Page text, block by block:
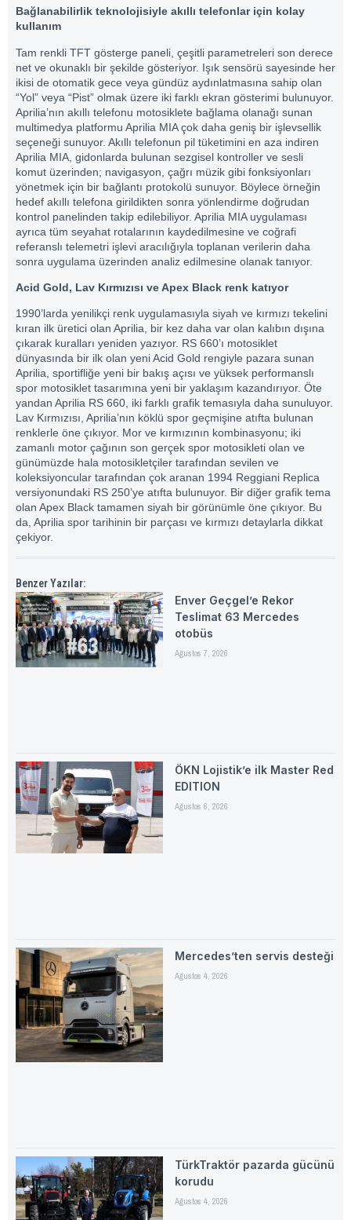
Bağlanabilirlik teknolojisiyle akıllı telefonlar için kolay
kullanım
Tam renkli TFT gösterge paneli, çeşitli parametreleri son derece
net ve okunaklı bir şekilde gösteriyor. Işık sensörü sayesinde her
ikisi de otomatik gece veya gündüz aydınlatmasına sahip olan
“Yol” veya “Pist” olmak üzere iki farklı ekran gösterimi bulunuyor.
Aprilia’nın akıllı telefonu motosiklete bağlama olanağı sunan
multimedya platformu Aprilia MIA çok daha geniş bir işlevsellik
seçeneği sunuyor. Akıllı telefonun pil tüketimini en aza indiren
Aprilia MIA, gidonlarda bulunan sezgisel kontroller ve sesli
komut üzerinden; navigasyon, çağrı müzik gibi fonksiyonları
yönetmek için bir bağlantı protokolü sunuyor. Böylece örneğin
hedef akıllı telefona girildikten sonra yönlendirme doğrudan
kontrol panelinden takip edilebiliyor. Aprilia MIA uygulaması
ayrıca tüm seyahat rotalarının kaydedilmesine ve coğrafi
referanslı telemetri işlevi aracılığıyla toplanan verilerin daha
sonra uygulama üzerinden analiz edilmesine olanak tanıyor.
Acid Gold, Lav Kırmızısı ve Apex Black renk katıyor
1990’larda yenilikçi renk uygulamasıyla siyah ve kırmızı tekelini
kıran ilk üretici olan Aprilia, bir kez daha var olan kalıbın dışına
çıkarak kuralları yeniden yazıyor. RS 660’ı motosiklet
dünyasında bir ilk olan yeni Acid Gold rengiyle pazara sunan
Aprilia, sportifliğe yeni bir bakış açısı ve yüksek performanslı
spor motosiklet tasarımına yeni bir yaklaşım kazandırıyor. Öte
yandan Aprilia RS 660, iki farklı grafik temasıyla daha sunuluyor.
Lav Kırmızısı, Aprilia’nın köklü spor geçmişine atıfta bulunan
renklerle öne çıkıyor. Mor ve kırmızının kombinasyonu; iki
zamanlı motor çağının son gerçek spor motosikleti olan ve
günümüzde hala motosikletçiler tarafından sevilen ve
koleksiyoncular tarafından çok aranan 1994 Reggiani Replica
versiyonundaki RS 250’ye atıfta bulunuyor. Bir diğer grafik tema
olan Apex Black tamamen siyah bir görünümle öne çıkıyor. Bu
da, Aprilia spor tarihinin bir parçası ve kırmızı detaylarla dikkat
çekiyor.
Benzer Yazılar:
Enver Geçgel’e Rekor
Teslimat 63 Mercedes
otobüs
Ağustos 7, 2026
ÖKN Lojistik’e ilk Master Red
EDITION
Ağustos 6, 2026
Mercedes’ten servis desteği
Ağustos 4, 2026
TürkTraktör pazarda gücünü
korudu
Ağustos 4, 2026